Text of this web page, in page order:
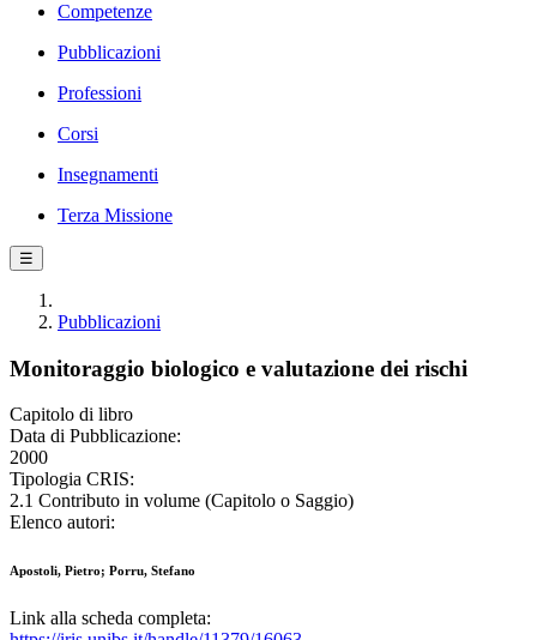
Competenze
Pubblicazioni
Professioni
Corsi
Insegnamenti
Terza Missione
☰
Pubblicazioni
Monitoraggio biologico e valutazione dei rischi
Capitolo di libro
Data di Pubblicazione:
2000
Tipologia CRIS:
2.1 Contributo in volume (Capitolo o Saggio)
Elenco autori:
Apostoli, Pietro; Porru, Stefano
Link alla scheda completa: